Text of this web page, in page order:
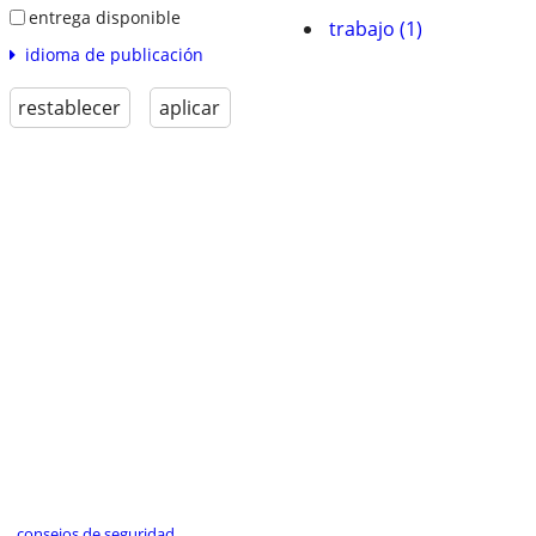
entrega disponible
idioma de publicación
restablecer aplicar
trabajo (1)